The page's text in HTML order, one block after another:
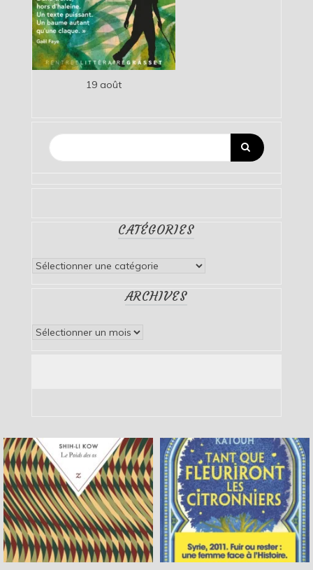
19 août
CATÉGORIES
Catégories
ARCHIVES
Archives